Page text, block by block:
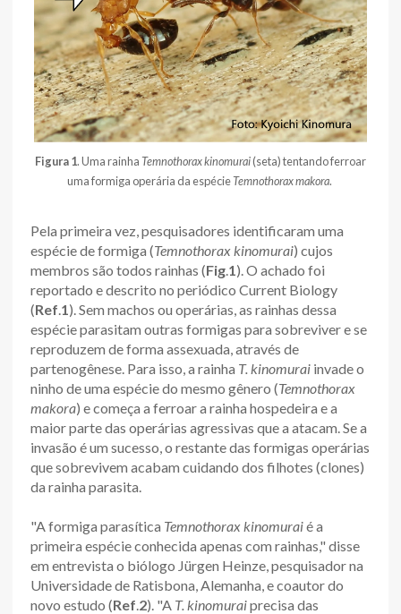
Figura 1. Uma rainha Temnothorax kinomurai(seta) tentando ferroar
uma formiga operária da espécieTemnothorax makora.
Pela primeira vez, pesquisadores identificaram uma
espécie de formiga (Temnothorax kinomurai) cujos
membros são todos rainhas (Fig.1). O achado foi
reportado e descrito no periódico Current Biology
(Ref.1). Sem machos ou operárias, as rainhas dessa
espécie parasitam outras formigas para sobreviver e se
reproduzem de forma assexuada, através de
partenogênese. Para isso, a rainha T. kinomurai invade o
ninho de uma espécie do mesmo gênero (Temnothorax
makora) e começa a ferroar a rainha hospedeira e a
maior parte das operárias agressivas que a atacam. Se a
invasão é um sucesso, o restante das formigas operárias
que sobrevivem acabam cuidando dos filhotes (clones)
da rainha parasita.
"A formiga parasítica Temnothorax kinomuraié a
primeira espécie conhecida apenas com rainhas," disse
em entrevista o biólogo Jürgen Heinze, pesquisador na
Universidade de Ratisbona, Alemanha, e coautor do
novo estudo (Ref.2). "A T. kinomuraiprecisa das